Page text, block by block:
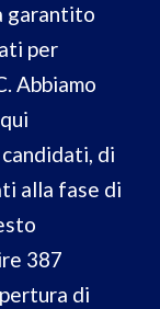
garantito
per
Abbiamo
di
alla fase di
387
di